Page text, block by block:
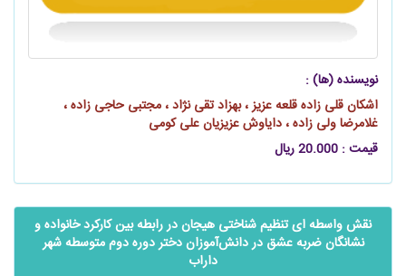
نویسنده (ها) :
اشکان قلی‌ زاده قلعه عزیز ، بهزاد تقی‌ نژاد ، مجتبی حاجی‌ زاده ،
غلامرضا ولی‌ زاده ، دایاوش عزیزیان علی کومی
قیمت : 20.000 ریال
نقش واسطه ‌ای تنظیم شناختی هیجان در رابطه بین کارکرد خانواده و
نشانگان ضربه عشق در ‌‌دانش‌آموزان دختر دوره دوم متوسطه شهر
داراب